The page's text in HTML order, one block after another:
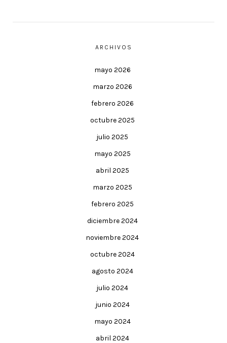
ARCHIVOS
mayo 2026
marzo 2026
febrero 2026
octubre 2025
julio 2025
mayo 2025
abril 2025
marzo 2025
febrero 2025
diciembre 2024
noviembre 2024
octubre 2024
agosto 2024
julio 2024
junio 2024
mayo 2024
abril 2024